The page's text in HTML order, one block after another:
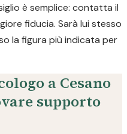
è semplice: contatta il
fiducia. Sarà lui stesso
la figura più indicata per
a Cesano
supporto